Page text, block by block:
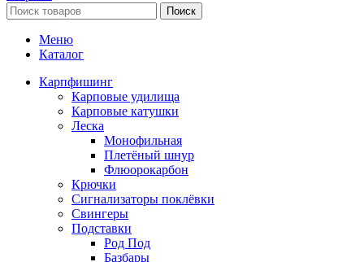
Поиск
Меню
Каталог
Карпфишинг
Карповые удилища
Карповые катушки
Леска
Монофильная
Плетёный шнур
Флюорокарбон
Крючки
Сигнализаторы поклёвки
Свингеры
Подставки
Род Под
Базбары